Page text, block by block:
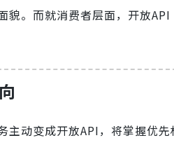
貌。而就消费者层面，开放
动变成开放API，将掌握优先